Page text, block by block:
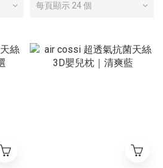
每頁顯示 24 個